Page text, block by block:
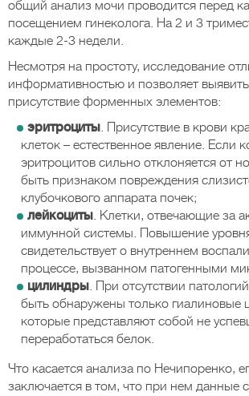
общий анализ мочи проводится перед
посещением гинеколога. На 2 и 3
каждые 2-3 недели.
Несмотря на простоту, исследование
информативностью и позволяет
присутствие форменных элементов:
эритроциты. Присутствие в крови
клеток – естественное явление. Если
эритроцитов сильно отклоняется от
быть признаком повреждения
клубочкового аппарата почек;
лейкоциты. Клетки, отвечающие за
иммунной системы. Повышение
свидетельствует о внутреннем
процессе, вызванном патогенными
цилиндры. При отсутствии
быть обнаружены только гиалиновые
которые представляют собой не
переработаться белок.
Что касается анализа по Нечипоренко,
заключается в том, что при нем данные